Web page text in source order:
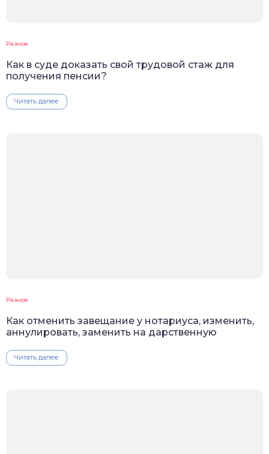
Разное
Как в суде доказать свой трудовой стаж для
получения пенсии?
Читать далее
Разное
Как отменить завещание у нотариуса, изменить,
аннулировать, заменить на дарственную
Читать далее